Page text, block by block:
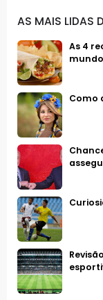
AS MAIS LIDAS
As 4
Como